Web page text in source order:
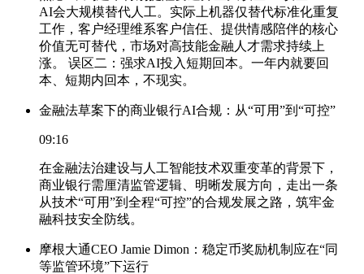
AI会大规模替代人工。实际上机器仅替代标准化重复
工作，客户经理维系客户信任、提供情感陪伴的核心
价值无可替代，市场对高技能金融人才需求持续上
涨。 误区二：强求AI投入短期回本。一年内就要回
本、短期内回本，不现实。
金融法草案下的商业银行AI合规：从“可用”到“可控”
09:16
在金融法治建设与人工智能技术双重变革的背景下，
商业银行需厘清监管逻辑、明晰发展方向，走出一条
从技术“可用”到全程“可控”的合规发展之路，筑牢金
融科技安全防线。
摩根大通CEO Jamie Dimon：稳定币奖励机制应在“同
等监管环境”下运行